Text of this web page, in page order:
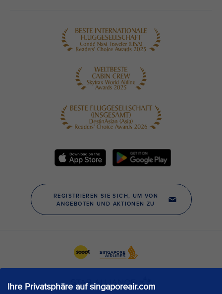
Ihre Privatsphäre auf singaporeair.com